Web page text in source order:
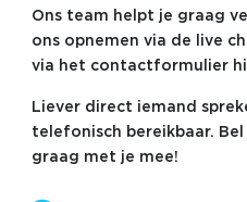
Ons team helpt je graag
ons opnemen via de live
via het contactformulier
Liever direct iemand
telefonisch bereikbaar.
graag met je mee!